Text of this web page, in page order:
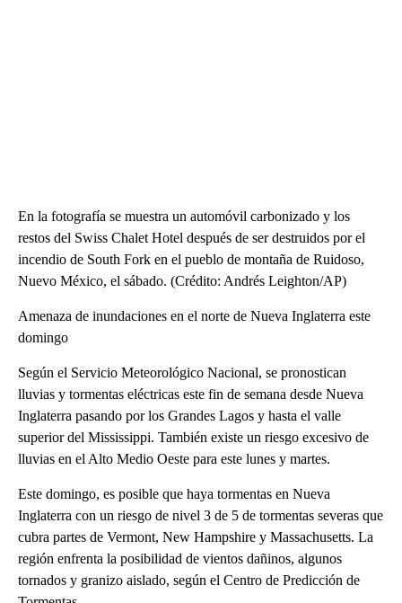
En la fotografía se muestra un automóvil carbonizado y los
restos del Swiss Chalet Hotel después de ser destruidos por el
incendio de South Fork en el pueblo de montaña de Ruidoso,
Nuevo México, el sábado. (Crédito: Andrés Leighton/AP)
Amenaza de inundaciones en el norte de Nueva Inglaterra este
domingo
Según el Servicio Meteorológico Nacional, se pronostican
lluvias y tormentas eléctricas este fin de semana desde Nueva
Inglaterra pasando por los Grandes Lagos y hasta el valle
superior del Mississippi. También existe un riesgo excesivo de
lluvias en el Alto Medio Oeste para este lunes y martes.
Este domingo, es posible que haya tormentas en Nueva
Inglaterra con un riesgo de nivel 3 de 5 de tormentas severas que
cubra partes de Vermont, New Hampshire y Massachusetts. La
región enfrenta la posibilidad de vientos dañinos, algunos
tornados y granizo aislado, según el Centro de Predicción de